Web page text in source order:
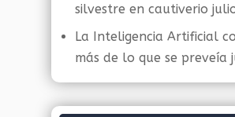
silvestre en cautiverio
La Inteligencia Artificial
más de lo que se preveía